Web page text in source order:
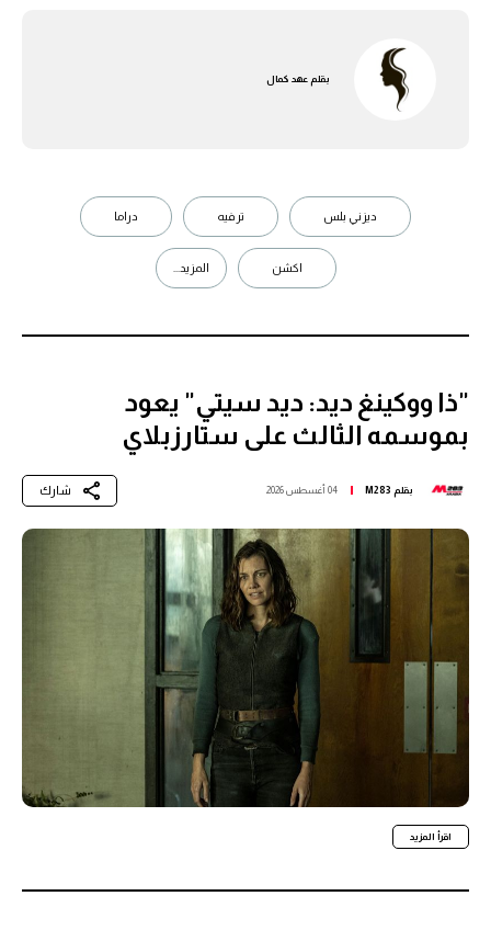
بقلم عهد كمال
ديزني بلس ترفيه دراما
اكشن المزيد...
"ذا ووكينغ ديد: ديد سيتي" يعود
بموسمه الثالث على ستارزبلاي
بقلم M283 04 أغسطس 2026 شارك
اقرأ المزيد